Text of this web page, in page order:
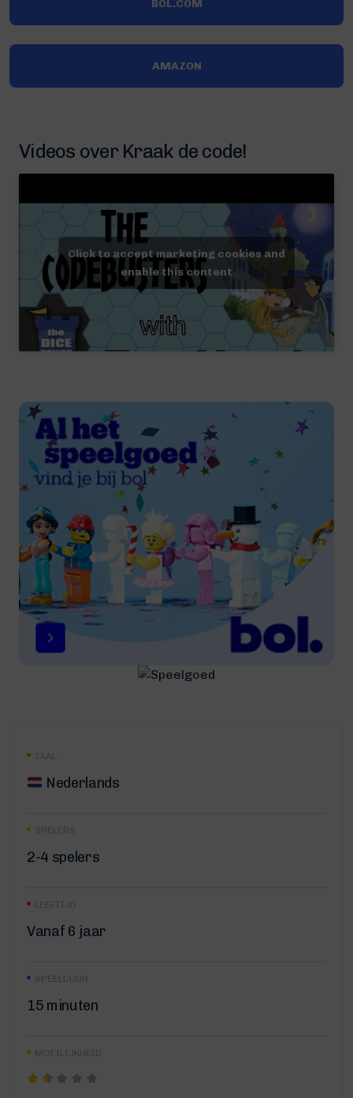
TAAL
Nederlands
SPELERS
2-4 spelers
LEEFTIJD
Vanaf 6 jaar
SPEELDUUR
15 minuten
MOEILIJKHEID
BOL.COM
AMAZON
Videos over Kraak de code!
Click to accept marketing cookies and
enable this content